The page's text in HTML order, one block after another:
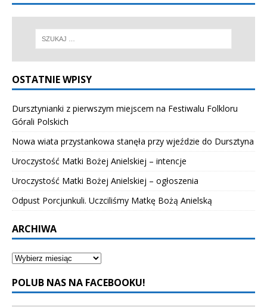
OSTATNIE WPISY
Dursztynianki z pierwszym miejscem na Festiwalu Folkloru
Górali Polskich
Nowa wiata przystankowa stanęła przy wjeździe do Dursztyna
Uroczystość Matki Bożej Anielskiej – intencje
Uroczystość Matki Bożej Anielskiej – ogłoszenia
Odpust Porcjunkuli. Uczciliśmy Matkę Bożą Anielską
ARCHIWA
POLUB NAS NA FACEBOOKU!